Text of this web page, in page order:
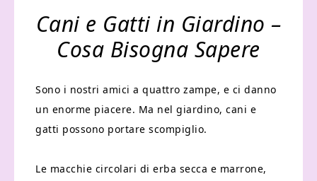
Cani e Gatti in Giardino –
Cosa Bisogna Sapere
Sono i nostri amici a quattro zampe, e ci danno
un enorme piacere. Ma nel giardino, cani e
gatti possono portare scompiglio.
Le macchie circolari di erba secca e marrone,